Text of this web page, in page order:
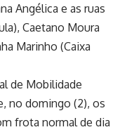
Angélica e as ruas
Caetano Moura
Marinho (Caixa
de Mobilidade
no domingo (2), os
frota normal de dia